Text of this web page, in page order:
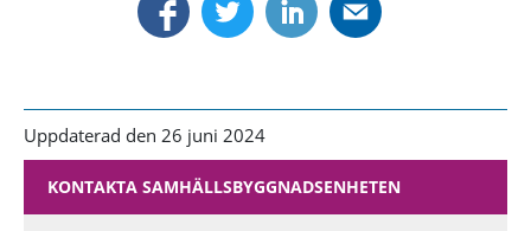
Uppdaterad den 26 juni 2024
KONTAKTA SAMHÄLLSBYGGNADSENHETEN